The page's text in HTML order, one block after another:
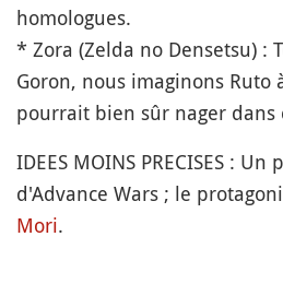
homologues.
* Zora (Zelda no Densetsu) :
Goron, nous imaginons Ruto
pourrait bien sûr nager dans
IDEES MOINS PRECISES :
d'Advance Wars ; le
Mori.